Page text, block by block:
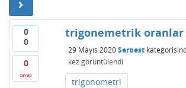
0
0
0
cevap
trigonemetrik oranlar
29 Mayıs 2020 Serbest
kez görüntülendi
trigonometri